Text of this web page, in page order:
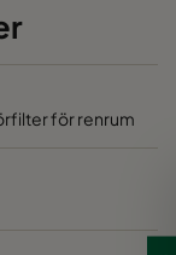
för renrum